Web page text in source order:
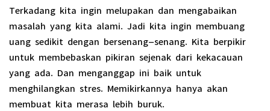
Terkadang kita ingin melupakan dan mengabaikan
masalah yang kita alami. Jadi kita ingin membuang
uang sedikit dengan bersenang-senang. Kita berpikir
untuk membebaskan pikiran sejenak dari kekacauan
yang ada. Dan menganggap ini baik untuk
menghilangkan stres. Memikirkannya hanya akan
membuat kita merasa lebih buruk.